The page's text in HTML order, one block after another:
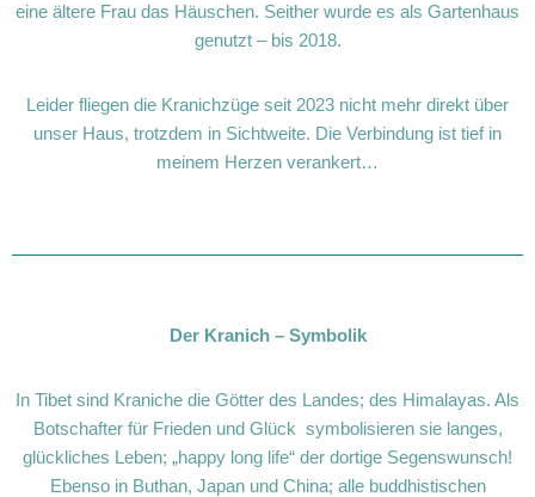
eine ältere Frau das Häuschen. Seither wurde es als Gartenhaus
genutzt – bis 2018.
Leider fliegen die Kranichzüge seit 2023 nicht mehr direkt über
unser Haus, trotzdem in Sichtweite. Die Verbindung ist tief in
meinem Herzen verankert…
Der Kranich – Symbolik
In Tibet sind Kraniche die Götter des Landes; des Himalayas. Als
Botschafter für Frieden und Glück symbolisieren sie langes,
glückliches Leben; „happy long life“ der dortige Segenswunsch!
Ebenso in Buthan, Japan und China; alle buddhistischen